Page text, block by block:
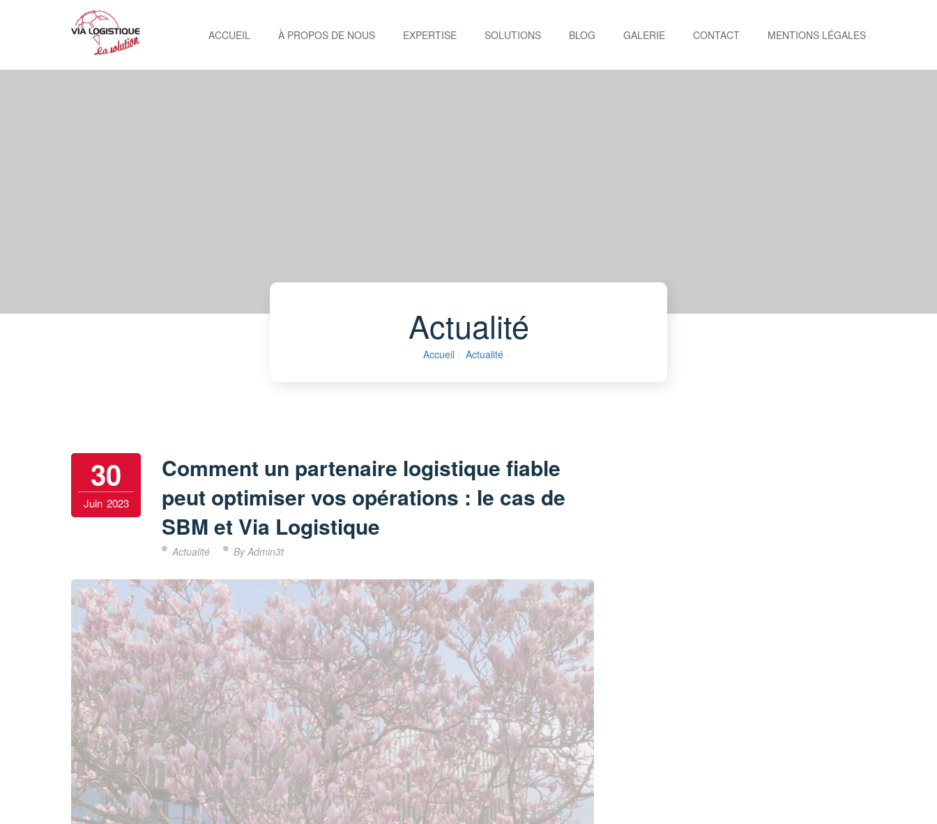
ACCUEIL À PROPOS DE NOUS EXPERTISE SOLUTIONS BLOG GALERIE CONTACT MENTIONS LÉGALES
Actualité
Accueil Actualité
30
Juin 2023
Comment un partenaire logistique fiable
peut optimiser vos opérations : le cas de
SBM et Via Logistique
Actualité By Admin3t